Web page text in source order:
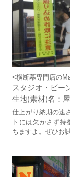
<横断幕専門店の
スタジオ・ビー
生地(素材)名：
仕上がり納期の速
トには欠かさず
ちますよ。ぜひお